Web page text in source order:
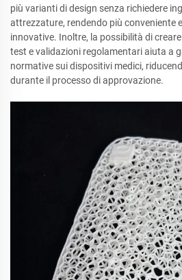
più varianti di design senza richiedere
attrezzature, rendendo più conveniente
innovative. Inoltre, la possibilità di
test e validazioni regolamentari aiuta a
normative sui dispositivi medici,
durante il processo di approvazione.